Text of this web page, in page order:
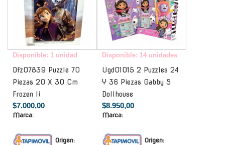
Disponible: 1 unidad
Dfz07839 Puzzle 70
Piezas 20 X 30 Cm
Frozen Ii
$7.000,00
Marca:
Origen:
Disponible: 14 unidades
Ugd01015 2 Puzzles 24
Y 36 Piezas Gabby S
Dollhouse
$8.950,00
Marca:
Origen: